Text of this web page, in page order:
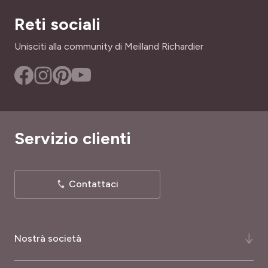
Reti sociali
Unisciti alla community di Meilland Richardier
Nostrà società
Servizio clienti
Contattaci